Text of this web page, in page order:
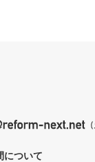
について